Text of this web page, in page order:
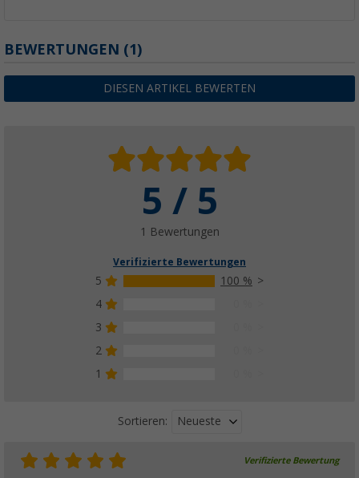
BEWERTUNGEN (1)
DIESEN ARTIKEL BEWERTEN
5 / 5
1 Bewertungen
Verifizierte Bewertungen
5
100 %
4
3
2
1
Sortieren: Neueste
Verifizierte Bewertung